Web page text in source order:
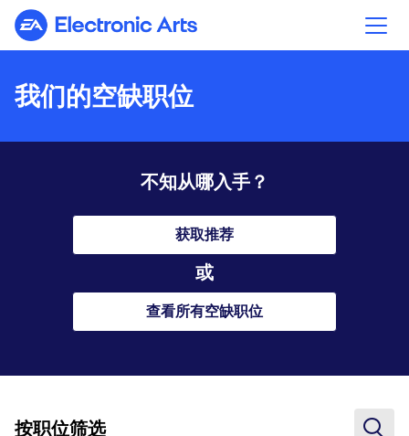
Electronic Arts
我们的空缺职位
不知从哪入手？
获取推荐
或
查看所有空缺职位
按职位筛选